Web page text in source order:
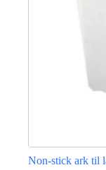
Non-stick ark til